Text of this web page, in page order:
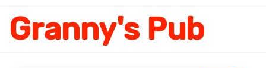
Granny's Pub